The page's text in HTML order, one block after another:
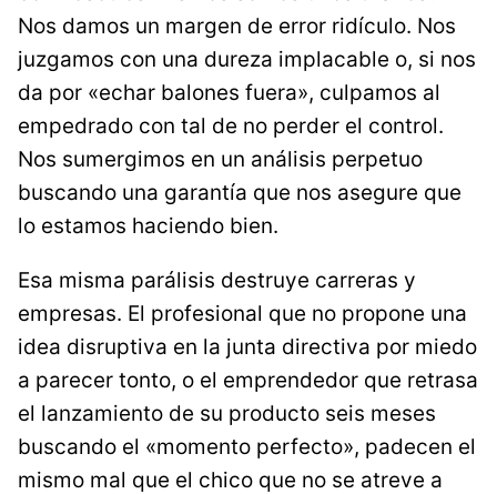
Nos damos un margen de error ridículo. Nos
juzgamos con una dureza implacable o, si nos
da por «echar balones fuera», culpamos al
empedrado con tal de no perder el control.
Nos sumergimos en un análisis perpetuo
buscando una garantía que nos asegure que
lo estamos haciendo bien.
Esa misma parálisis destruye carreras y
empresas. El profesional que no propone una
idea disruptiva en la junta directiva por miedo
a parecer tonto, o el emprendedor que retrasa
el lanzamiento de su producto seis meses
buscando el «momento perfecto», padecen el
mismo mal que el chico que no se atreve a